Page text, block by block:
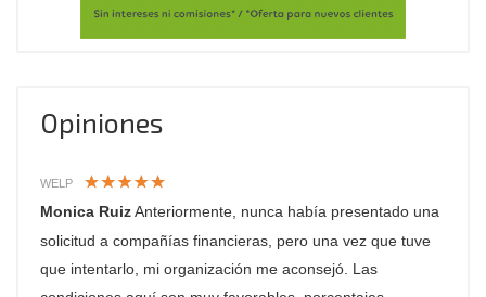
Opiniones
WELP
Monica RuizAnteriormente, nunca había presentado una
solicitud a compañías financieras, pero una vez que tuve
que intentarlo, mi organización me aconsejó. Las